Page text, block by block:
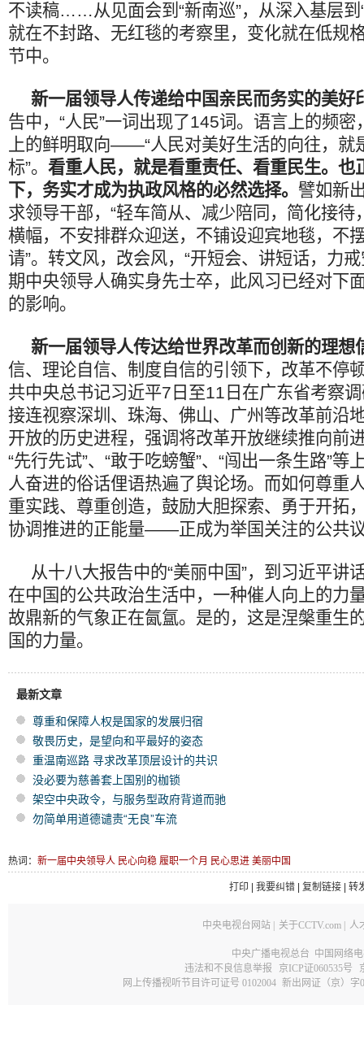
不读稿……从见面会到“新南巡”，从深入基层到
就在不封路、无红毯的考察里，变化就在低规
节中。
新一届领导人传递给中国亲民而务实的美好
告中，“人民”一词出现了145词。语言上的频
上的鲜明取向——“人民对美好生活的向往，就
标”。 看重人民，就是看重责任、看重民生。也
下，务实才成为执政风格的必然选择。 譬如新
求领导干部，“轻车简从、减少陪同，简化接待
横幅，不安排群众迎送，不铺设迎宾地毯，不
请”。转文风，改会风，“开短会、讲短话，力
期中央领导人确实身先士卒，此风习已经对下
的影响。
新一届领导人传达给世界改革而创新的理想
信、理论自信、制度自信的引领下，改革不停
共中央总书记习近平7日至11日在广东省考察
接连视察深圳、珠海、佛山、广州等改革前沿
开放的历史进程，强调将改革开放继续推向前
“先行先试”、“敢于吃螃蟹”、“闯出一条生路”等
人奋进的俗话俚语热遍了舆论场。而如何尊重
重实践、尊重创造，鼓励大胆探索、勇于开拓
协调推进的正能量——正成为举国关注的公共
从十八大报告中的“美丽中国”，到习近平讲
在中国的公共政治生活中，一种催人向上的力
故鼎新的气象正在氤氲。是的，这是涅槃重生
国的力量。
最新文章
尊重和保障人权是国家的发展归宿
敬畏历史，是望向和平最好的姿态
重温南巡路 寻求改革顶层设计的共识
没必要为慈善套上国别的枷锁
架空中央政令，与服务型政府背道而驰
勿简单用道德谴责“无良”车流
热词： 新一届中央领导人 民心向稳 履职一个月 民心思进 美丽中国
打印 我要纠错 复制链接 转
中央电视台网站 关于CCTV.com 人
中央广播电视总台 中国网络
违法和不良信息举报
京ICP证060535号
网上传播视听节目许可证号 0102004 新出网证（京）